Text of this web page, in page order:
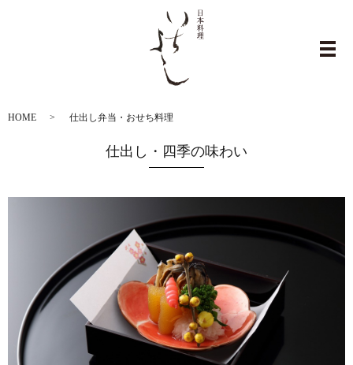
メ
仕出し弁当・おせち料理
HOME 仕出し弁当・おせち料理
仕出し・四季の味わい